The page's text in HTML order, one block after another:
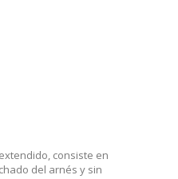
consiste en
del arnés y sin